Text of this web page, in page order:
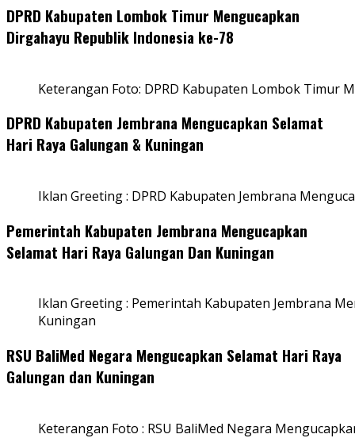
DPRD Kabupaten Lombok Timur Mengucapkan
Dirgahayu Republik Indonesia ke-78
Keterangan Foto: DPRD Kabupaten Lombok Timur
DPRD Kabupaten Jembrana Mengucapkan Selamat
Hari Raya Galungan & Kuningan
Iklan Greeting : DPRD Kabupaten Jembrana
Pemerintah Kabupaten Jembrana Mengucapkan
Selamat Hari Raya Galungan Dan Kuningan
Iklan Greeting : Pemerintah Kabupaten Jembrana
Kuningan
RSU BaliMed Negara Mengucapkan Selamat Hari Raya
Galungan dan Kuningan
Keterangan Foto : RSU BaliMed Negara